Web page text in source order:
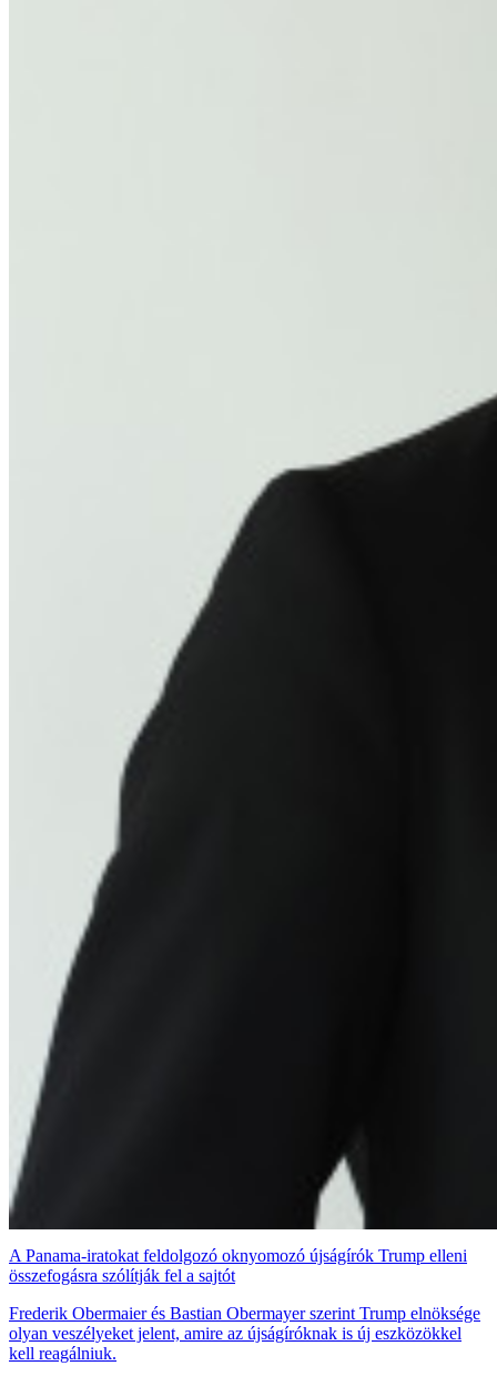
A Panama-iratokat feldolgozó oknyomozó újságírók Trump elleni
összefogásra szólítják fel a sajtót
Frederik Obermaier és Bastian Obermayer szerint Trump elnöksége
olyan veszélyeket jelent, amire az újságíróknak is új eszközökkel
kell reagálniuk.